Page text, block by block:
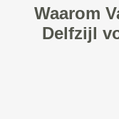
Waarom
Delfzijl